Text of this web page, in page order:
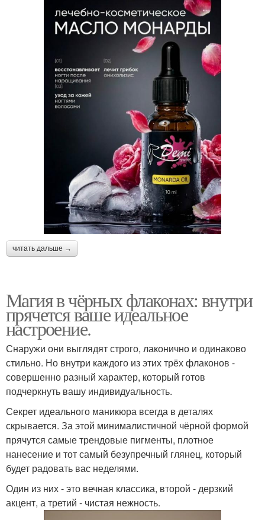
читать дальше →
Магия в чёрных флаконах: внутри
прячется ваше идеальное
настроение.
Снаружи они выглядят строго, лаконично и одинаково
стильно. Но внутри каждого из этих трёх флаконов -
совершенно разный характер, который готов
подчеркнуть вашу индивидуальность.
Секрет идеального маникюра всегда в деталях
скрывается. За этой минималистичной чёрной формой
прячутся самые трендовые пигменты, плотное
нанесение и тот самый безупречный глянец, который
будет радовать вас неделями.
Один из них - это вечная классика, второй - дерзкий
акцент, а третий - чистая нежность.